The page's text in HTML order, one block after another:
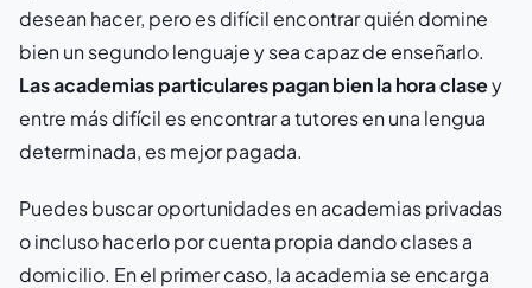
desean hacer, pero es difícil encontrar quién domine
bien un segundo lenguaje y sea capaz de enseñarlo.
Las academias particulares pagan bien la hora clasey
entre más difícil es encontrar a tutores en una lengua
determinada, es mejor pagada.
Puedes buscar oportunidades en academias privadas
o incluso hacerlo por cuenta propia dando clases a
domicilio. En el primer caso, la academia se encarga